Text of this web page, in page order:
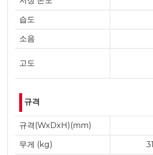
습도
소음
고도
규격
규격(WxDxH)(mm)
무게 (kg)